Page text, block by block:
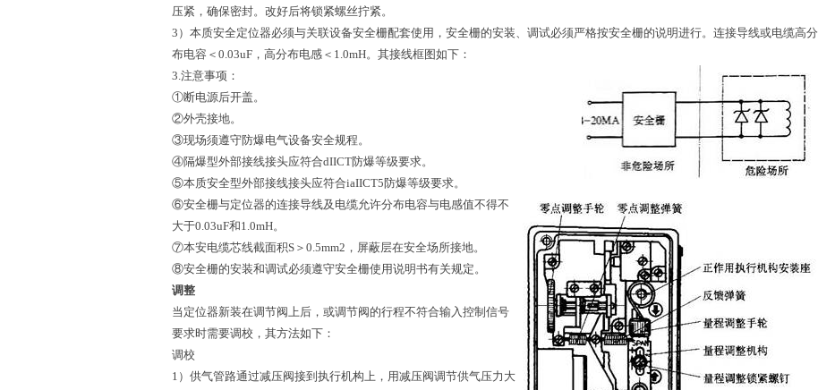
压紧，确保密封。改好后将锁紧螺丝拧紧。
3）本质安全定位器必须与关联设备安全栅配套使用，安全栅的安装、调试必须严格按安全栅的说明进行。连接导线或电缆高分
布电容＜0.03uF，高分布电感＜1.0mH。其接线框图如下：
3.注意事项：
①断电源后开盖。
②外壳接地。
③现场须遵守防爆电气设备安全规程。
④隔爆型外部接线接头应符合dIICT防爆等级要求。
⑤本质安全型外部接线接头应符合iaIICT5防爆等级要求。
⑥安全栅与定位器的连接导线及电缆允许分布电容与电感值不得不
大于0.03uF和1.0mH。
⑦本安电缆芯线截面积S＞0.5mm2，屏蔽层在安全场所接地。
⑧安全栅的安装和调试必须遵守安全栅使用说明书有关规定。
调整
当定位器新装在调节阀上后，或调节阀的行程不符合输入控制信号
要求时需要调校，其方法如下：
调校
1）供气管路通过减压阀接到执行机构上，用减压阀调节供气压力大